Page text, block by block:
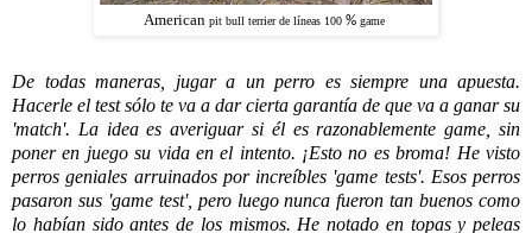
American pit bull terrier de líneas 100 % game
De todas maneras, jugar a un perro es siempre una apuesta.
Hacerle el test sólo te va a dar cierta garantía de que va a ganar su
'match'. La idea es averiguar si él es razonablemente game, sin
poner en juego su vida en el intento. ¡Esto no es broma! He visto
perros geniales arruinados por increíbles 'game tests'. Esos perros
pasaron sus 'game test', pero luego nunca fueron tan buenos como
lo habían sido antes de los mismos. He notado en topas y peleas